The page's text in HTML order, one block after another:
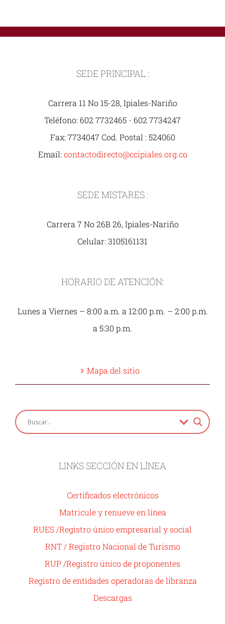
SEDE PRINCIPAL :
Carrera 11 No 15-28, Ipiales-Nariño
Teléfono: 602 7732465 - 602 7734247
Fax: 7734047 Cod. Postal : 524060
Email: contactodirecto@ccipiales.org.co
SEDE MISTARES :
Carrera 7 No 26B 26, Ipiales-Nariño
Celular: 3105161131
HORARIO DE ATENCIÓN:
Lunes a Viernes – 8:00 a.m. a 12:00 p.m. – 2:00 p.m.
a 5:30 p.m.
Mapa del sitio
LINKS SECCIÓN EN LÍNEA
Certificados electrónicos
Matricule y renueve en línea
RUES /Registro único empresarial y social
RNT / Registro Nacional de Turismo
RUP /Registro único de proponentes
Registro de entidades operadoras de libranza
Descargas